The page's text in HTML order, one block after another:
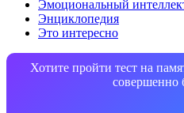
Эмоциональный
Энциклопедия
Это интересно
Хотите пройти тест на
совершенно